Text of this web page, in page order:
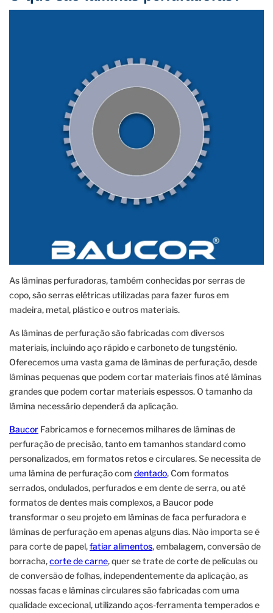
As lâminas perfuradoras, também conhecidas por serras de
copo, são serras elétricas utilizadas para fazer furos em
madeira, metal, plástico e outros materiais.
As lâminas de perfuração são fabricadas com diversos
materiais, incluindo aço rápido e carboneto de tungsténio.
Oferecemos uma vasta gama de lâminas de perfuração, desde
lâminas pequenas que podem cortar materiais finos até lâminas
grandes que podem cortar materiais espessos. O tamanho da
lâmina necessário dependerá da aplicação.
Baucor Fabricamos e fornecemos milhares de lâminas de
perfuração de precisão, tanto em tamanhos standard como
personalizados, em formatos retos e circulares. Se necessita de
uma lâmina de perfuração com dentado, Com formatos
serrados, ondulados, perfurados e em dente de serra, ou até
formatos de dentes mais complexos, a Baucor pode
transformar o seu projeto em lâminas de faca perfuradora e
lâminas de perfuração em apenas alguns dias. Não importa se é
para corte de papel,fatiar alimentos, embalagem, conversão de
borracha,corte de carne, quer se trate de corte de películas ou
de conversão de folhas, independentemente da aplicação, as
nossas facas e lâminas circulares são fabricadas com uma
qualidade excecional, utilizando aços-ferramenta temperados e